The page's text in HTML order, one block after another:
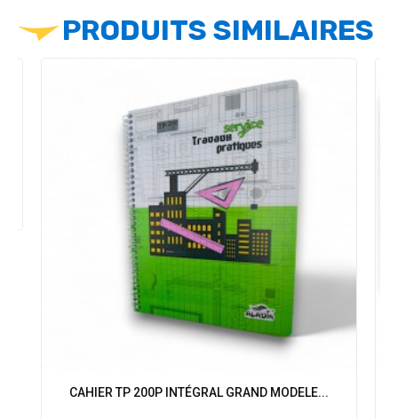
PRODUITS SIMILAIRES
CAHIER TP 200P INTÉGRAL GRAND MODELE...